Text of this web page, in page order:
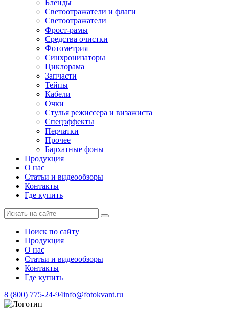
Бленды
Светоотражатели и флаги
Светоотражатели
Фрост-рамы
Средства очистки
Фотометрия
Синхронизаторы
Циклорама
Запчасти
Тейпы
Кабели
Очки
Стулья режиссера и визажиста
Спецэффекты
Перчатки
Прочее
Бархатные фоны
Продукция
О нас
Статьи и видеообзоры
Контакты
Где купить
Поиск по сайту
Продукция
О нас
Статьи и видеообзоры
Контакты
Где купить
8 (800) 775-24-94info@fotokvant.ru